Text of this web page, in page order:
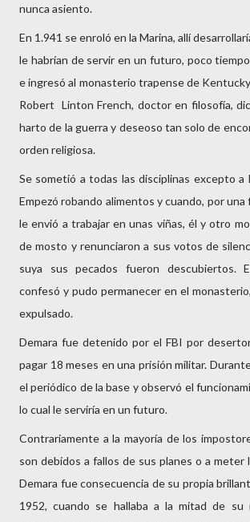
nunca asiento.
En 1.941 se enroló en la Marina, allí
le habrían de servir en un futuro, poco
e ingresó al monasterio trapense de
Robert Linton French, doctor en filosofía,
harto de la guerra y deseoso tan solo de
orden religiosa.
Se sometió a todas las disciplinas excepto a
Empezó robando alimentos y cuando, por una
le envió a trabajar en unas viñas, él y otro
de mosto y renunciaron a sus votos de
suya sus pecados fueron descubiertos.
confesó y pudo permanecer en el
expulsado.
Demara fue detenido por el FBI por
pagar 18 meses en una prisión militar.
el periódico de la base y observó el
lo cual le serviría en un futuro.
Contrariamente a la mayoría de los
son debidos a fallos de sus planes o a meter
Demara fue consecuencia de su propia
1952, cuando se hallaba a la mitad de su